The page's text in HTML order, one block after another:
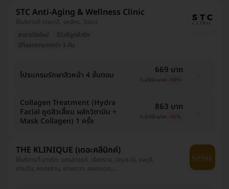
STC Anti-Aging & Wellness Clinic
ให้บริการที่ ราชเทวี, จตุจักร, วัฒนา
สาขาเปิดใหม่
รีวิวดีลูกค้ารัก
มีที่จอดรถมากกว่า 3 คัน
โปรแกรมรักษาสิวหน้า 4 ขั้นตอน 669 บาท
1,290 บาท -48%
Collagen Treatment (Hydra
Facial ดูดสิวเสื้ยน ผลักวิตามิน +
Mask Collagen) 1 ครั้ง
863 บาท
1,590 บาท -46%
THE KLINIQUE (เดอะคลีนิกค์)
ให้บริการที่ บางรัก, นครสวรรค์, เชียงราย, ปทุมธานี, ชลบุรี,
ปทุมวัน, คลองสาน, ยานนาวา, คลองเตย,